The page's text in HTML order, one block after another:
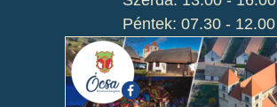
Péntek: 07.30 - 12.00